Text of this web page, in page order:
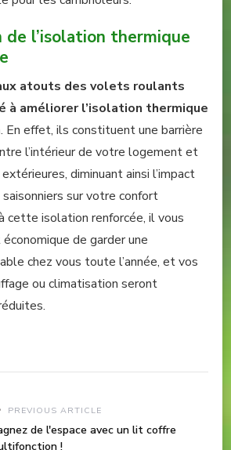
l’isolation thermique
atouts des volets roulants
à améliorer l’isolation thermique
. En effet, ils constituent une barrière
l’intérieur de votre logement et
diminuant ainsi l’impact
sur votre confort
cette isolation renforcée, il vous
de garder une
chez vous toute l’année, et vos
ou climatisation seront
PREVIOUS ARTICLE
de l'espace avec un lit coffre
!